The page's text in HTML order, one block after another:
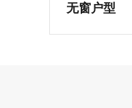
无窗户型